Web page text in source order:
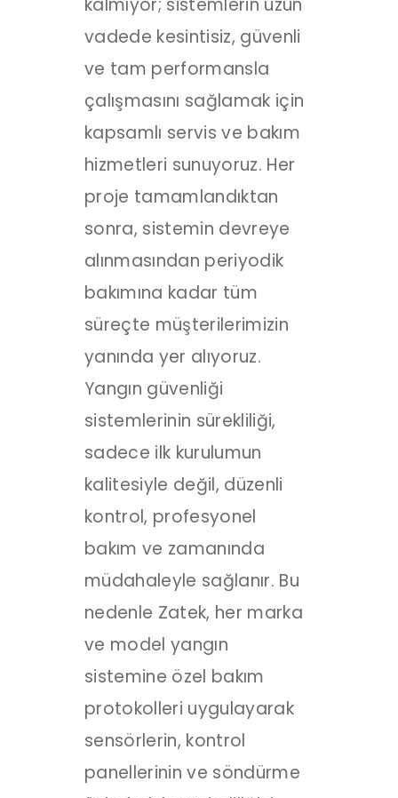
kalmıyor; sistemlerin uzun
vadede kesintisiz, güvenli
ve tam performansla
çalışmasını sağlamak için
kapsamlı servis ve bakım
hizmetleri sunuyoruz. Her
proje tamamlandıktan
sonra, sistemin devreye
alınmasından periyodik
bakımına kadar tüm
süreçte müşterilerimizin
yanında yer alıyoruz.
Yangın güvenliği
sistemlerinin sürekliliği,
sadece ilk kurulumun
kalitesiyle değil, düzenli
kontrol, profesyonel
bakım ve zamanında
müdahaleyle sağlanır. Bu
nedenle Zatek, her marka
ve model yangın
sistemine özel bakım
protokolleri uygulayarak
sensörlerin, kontrol
panellerinin ve söndürme